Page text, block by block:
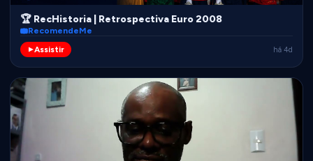
🏆 RecHistoria | Retrospectiva Euro 2008
RecomendeMe
Assistir
há 4d